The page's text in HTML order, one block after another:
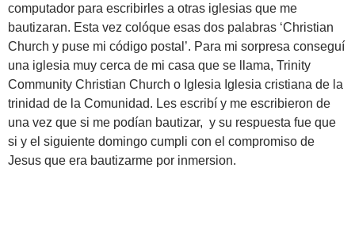
computador para escribirles a otras iglesias que me
bautizaran. Esta vez colóque esas dos palabras ‘Christian
Church y puse mi código postal’. Para mi sorpresa conseguí
una iglesia muy cerca de mi casa que se llama, Trinity
Community Christian Church o Iglesia Iglesia cristiana de la
trinidad de la Comunidad. Les escribí y me escribieron de
una vez que si me podían bautizar, y su respuesta fue que
si y el siguiente domingo cumpli con el compromiso de
Jesus que era bautizarme por inmersion.